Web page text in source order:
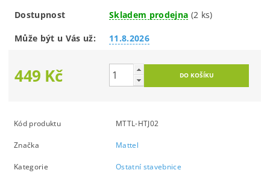
Dostupnost Skladem prodejna (2 ks)
Může být u Vás už: 11.8.2026
449 Kč
Kód produktu MTTL-HTJ02
Značka Mattel
Kategorie Ostatní stavebnice